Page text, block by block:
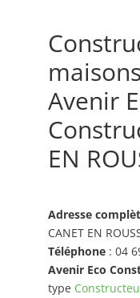
Avenir
EN
Adresse
CANET EN
Téléphone: 04
Avenir Eco
type